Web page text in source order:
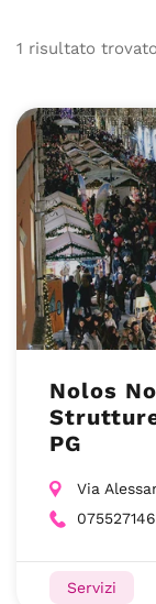
1 risultato trovato
Nolos
PG
Via
Servizi